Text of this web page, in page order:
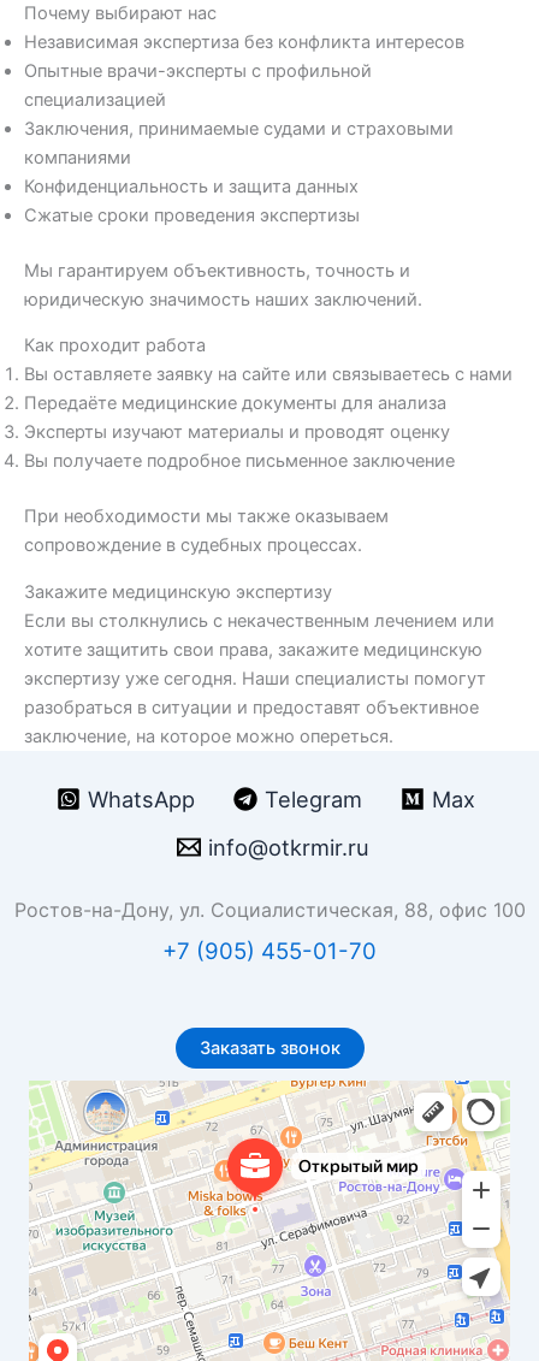
Почему выбирают нас
Независимая экспертиза без конфликта интересов
Опытные врачи-эксперты с профильной
специализацией
Заключения, принимаемые судами и страховыми
компаниями
Конфиденциальность и защита данных
Сжатые сроки проведения экспертизы
Мы гарантируем объективность, точность и
юридическую значимость наших заключений.
Как проходит работа
Вы оставляете заявку на сайте или связываетесь с нами
Передаёте медицинские документы для анализа
Эксперты изучают материалы и проводят оценку
Вы получаете подробное письменное заключение
При необходимости мы также оказываем
сопровождение в судебных процессах.
Закажите медицинскую экспертизу
Если вы столкнулись с некачественным лечением или
хотите защитить свои права, закажите медицинскую
экспертизу уже сегодня. Наши специалисты помогут
разобраться в ситуации и предоставят объективное
заключение, на которое можно опереться.
WhatsApp Telegram
Max
info@otkrmir.ru
Ростов-на-Дону, ул. Социалистическая, 88, офис 100
+7 (905) 455-01-70
Заказать звонок
Открытый мир
Бюро переводов в Ростове‑на‑Дону